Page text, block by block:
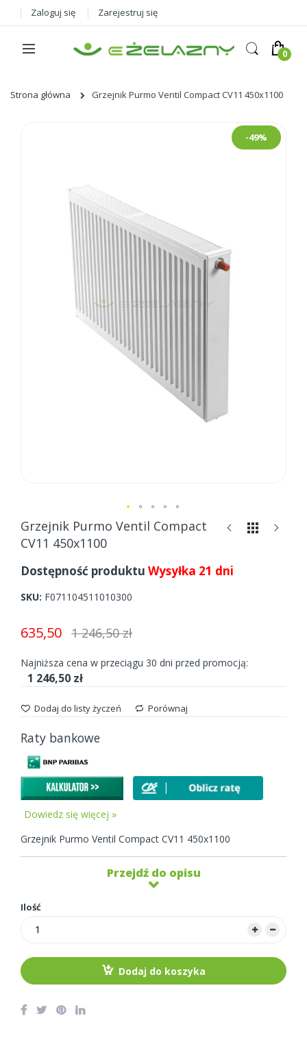
Zaloguj się Zarejestruj się
Strona główna Grzejnik Purmo Ventil Compact CV11 450x1100
-49%
Skip
to
beginning
the
gallery
Grzejnik Purmo Ventil Compact
CV11 450x1100
Dostępność produktu Wysyłka 21 dni
SKU F071104511010300
635,50 1 246,50 zł
Najniższa cena w przeciągu 30 dni przed promocją:
1 246,50 zł
Dodaj do listy życzeń Porównaj
Raty bankowe
Dowiedz się więcej »
Grzejnik Purmo Ventil Compact CV11 450x1100
Przejdź do opisu
Ilość
Dodaj do koszyka